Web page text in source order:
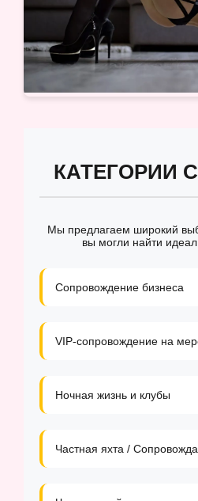
КАТЕГОРИИ
Мы предлагаем широкий
вы могли найти
Сопровождение бизнеса
VIP-сопровождение на
Ночная жизнь и клубы
Частная яхта /